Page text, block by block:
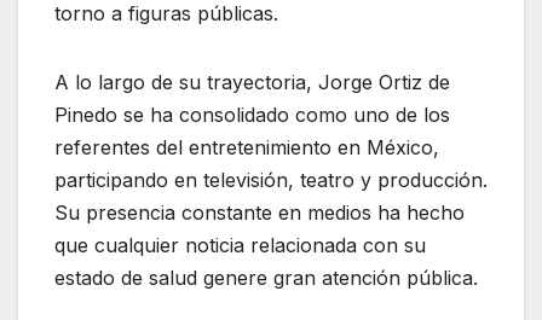
torno a figuras públicas.
A lo largo de su trayectoria, Jorge Ortiz de
Pinedo se ha consolidado como uno de los
referentes del entretenimiento en México,
participando en televisión, teatro y producción.
Su presencia constante en medios ha hecho
que cualquier noticia relacionada con su
estado de salud genere gran atención pública.